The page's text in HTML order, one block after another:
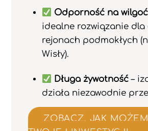
Odporność na
idealne rozwiązanie dla
rejonach podmokłych
Wisły).
Długa żywotność–
działa niezawodnie
ZOBACZ, JAK